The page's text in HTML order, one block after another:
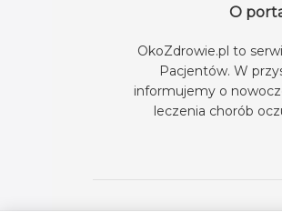
O
OkoZdrowie.pl to
Pacjentów. W
informujemy o
leczenia chorób